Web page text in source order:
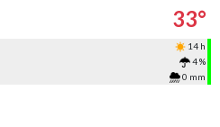
33°
14 h
4 %
0 mm